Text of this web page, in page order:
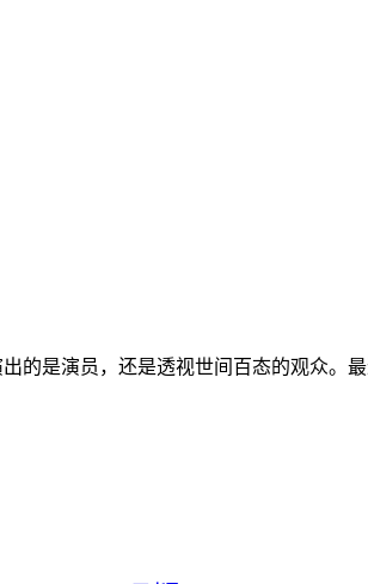
是演员，还是透视世间百态的观众。